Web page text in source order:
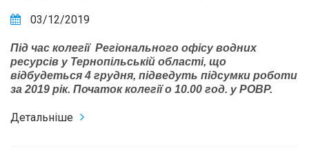
03/12/2019
Під час колегії Регіонального офісу водних
ресурсів у Тернопільській області, що
відбудеться 4 грудня, підведуть підсумки роботи
за 2019 рік. Початок колегії о 10.00 год. у РОВР.
Детальніше